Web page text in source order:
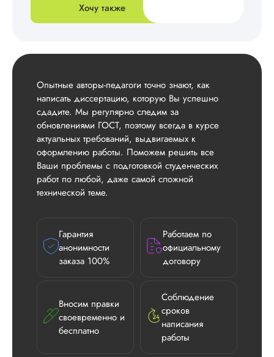
Хочу также
Опытные авторы-педагоги точно знают, как
написать диссертацию, которую Вы успешно
сдадите. Мы регулярно следим за
обновлениями ГОСТ, поэтому всегда в курсе
актуальных требований, выдвигаемых к
оформлению работы. Поможем решить все
Ваши проблемы с подготовкой студенческих
работ по любой, даже самой сложной
технической теме.
Гарантия
анонимности
заказа 100%
Работаем по
официальному
договору
Вносим правки
своевременно и
бесплатно
Соблюдение
сроков
написания
работы